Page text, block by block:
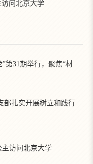
访问北京大学
第31期举行，聚焦“材
部扎实开展树立和践行
主访问北京大学